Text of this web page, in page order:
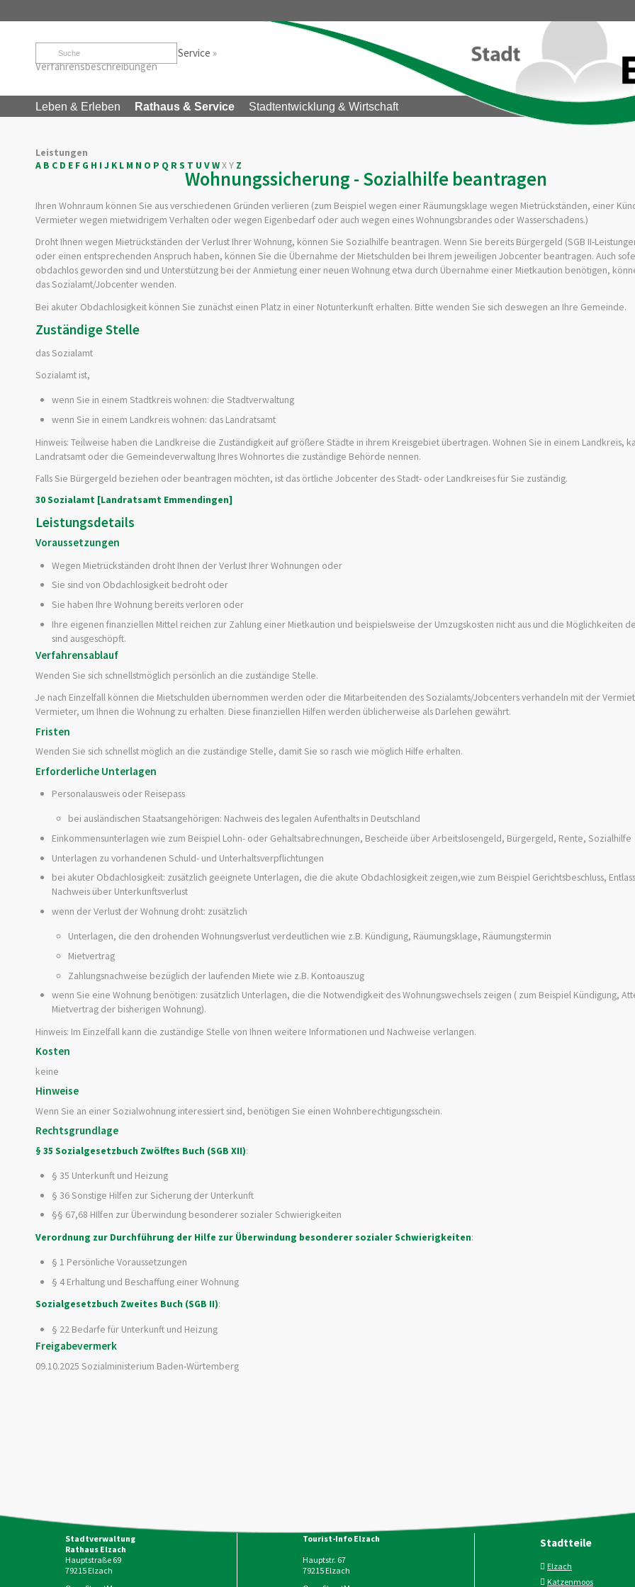
Startseite Service »
Verfahrensbeschreibungen
Leben & Erleben Rathaus & Service Stadtentwicklung & Wirtschaft
Leistungen
A B C D E F G H I J K L M N O P Q RS T U VWXY Z
Wohnungssicherung - Sozialhilfe beantragen
Ihren Wohnraum können Sie aus verschiedenen Gründen verlieren (zum Beispiel wegen einer Räumungsklage wegen Mietrückständen, einer
Vermieter wegen mietwidrigem Verhalten oder wegen Eigenbedarf oder auch wegen eines Wohnungsbrandes oder Wasserschadens.)
Droht Ihnen wegen Mietrückständen der Verlust Ihrer Wohnung, können Sie Sozialhilfe beantragen. Wenn Sie bereits Bürgergeld (SGB II-
oder einen entsprechenden Anspruch haben, können Sie die Übernahme der Mietschulden bei Ihrem jeweiligen Jobcenter beantragen. Auch
obdachlos geworden sind und Unterstützung bei der Anmietung einer neuen Wohnung etwa durch Übernahme einer Mietkaution benötigen,
das Sozialamt/Jobcenter wenden.
Bei akuter Obdachlosigkeit können Sie zunächst einen Platz in einer Notunterkunft erhalten. Bitte wenden Sie sich deswegen an Ihre Gemeinde.
Zuständige Stelle
das Sozialamt
Sozialamt ist,
wenn Sie in einem Stadtkreis wohnen: die Stadtverwaltung
wenn Sie in einem Landkreis wohnen: das Landratsamt
Hinweis: Teilweise haben die Landkreise die Zuständigkeit auf größere Städte in ihrem Kreisgebiet übertragen. Wohnen Sie in einem Landkreis,
Landratsamt oder die Gemeindeverwaltung Ihres Wohnortes die zuständige Behörde nennen.
Falls Sie Bürgergeld beziehen oder beantragen möchten, ist das örtliche Jobcenter des Stadt- oder Landkreises für Sie zuständig.
30 Sozialamt [Landratsamt Emmendingen]
Leistungsdetails
Voraussetzungen
Wegen Mietrückständen droht Ihnen der Verlust Ihrer Wohnungen oder
Sie sind von Obdachlosigkeit bedroht oder
Sie haben Ihre Wohnung bereits verloren oder
Ihre eigenen finanziellen Mittel reichen zur Zahlung einer Mietkaution und beispielsweise der Umzugskosten nicht aus und die Möglichkeiten
sind ausgeschöpft.
Verfahrensablauf
Wenden Sie sich schnellstmöglich persönlich an die zuständige Stelle.
Je nach Einzelfall können die Mietschulden übernommen werden oder die Mitarbeitenden des Sozialamts/Jobcenters verhandeln mit der
Vermieter, um Ihnen die Wohnung zu erhalten. Diese finanziellen Hilfen werden üblicherweise als Darlehen gewährt.
Fristen
Wenden Sie sich schnellst möglich an die zuständige Stelle, damit Sie so rasch wie möglich Hilfe erhalten.
Erforderliche Unterlagen
Personalausweis oder Reisepass
bei ausländischen Staatsangehörigen: Nachweis des legalen Aufenthalts in Deutschland
Einkommensunterlagen wie zum Beispiel Lohn- oder Gehaltsabrechnungen, Bescheide über Arbeitslosengeld, Bürgergeld, Rente, Sozialhilfe
Unterlagen zu vorhandenen Schuld- und Unterhaltsverpflichtungen
bei akuter Obdachlosigkeit: zusätzlich geeignete Unterlagen, die die akute Obdachlosigkeit zeigen,wie zum Beispiel Gerichtsbeschluss,
Nachweis über Unterkunftsverlust
wenn der Verlust der Wohnung droht: zusätzlich
Unterlagen, die den drohenden Wohnungsverlust verdeutlichen wie z.B. Kündigung, Räumungsklage, Räumungstermin
Mietvertrag
Zahlungsnachweise bezüglich der laufenden Miete wie z.B. Kontoauszug
wenn Sie eine Wohnung benötigen: zusätzlich Unterlagen, die die Notwendigkeit des Wohnungswechsels zeigen ( zum Beispiel Kündigung,
Mietvertrag der bisherigen Wohnung).
Hinweis: Im Einzelfall kann die zuständige Stelle von Ihnen weitere Informationen und Nachweise verlangen.
Kosten
keine
Hinweise
Wenn Sie an einer Sozialwohnung interessiert sind, benötigen Sie einen Wohnberechtigungsschein.
Rechtsgrundlage
§ 35 Sozialgesetzbuch Zwölftes Buch (SGB XII):
§ 35 Unterkunft und Heizung
§ 36 Sonstige Hilfen zur Sicherung der Unterkunft
§§ 67,68 HIlfen zur Überwindung besonderer sozialer Schwierigkeiten
Verordnung zur Durchführung der Hilfe zur Überwindung besonderer sozialer Schwierigkeiten:
§ 1 Persönliche Voraussetzungen
§ 4 Erhaltung und Beschaffung einer Wohnung
Sozialgesetzbuch Zweites Buch (SGB II):
§ 22 Bedarfe für Unterkunft und Heizung
Freigabevermerk
09.10.2025 Sozialministerium Baden-Würtemberg
Stadtverwaltung
Rathaus Elzach
Hauptstraße 69
79215Elzach
Tourist-Info Elzach
Hauptstr. 67
79215Elzach
Stadtteile
Elzach
Katzenmoos